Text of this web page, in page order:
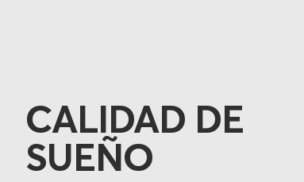
CALIDAD DE
SUEÑO